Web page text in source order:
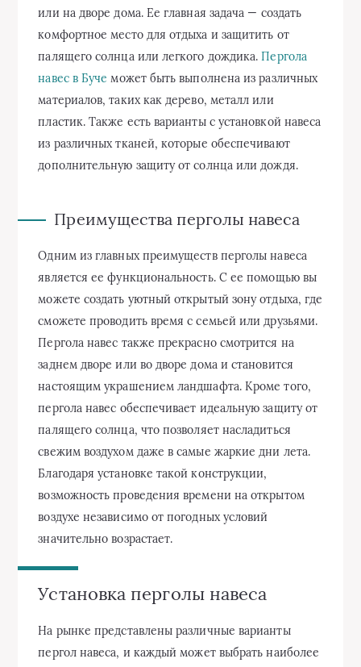
или на дворе дома. Ее главная задача — создать
комфортное место для отдыха и защитить от
палящего солнца или легкого дождика.Пергола
навес в Буче может быть выполнена из различных
материалов, таких как дерево, металл или
пластик. Также есть варианты с установкой навеса
из различных тканей, которые обеспечивают
дополнительную защиту от солнца или дождя.
Преимущества перголы навеса
Одним из главных преимуществ перголы навеса
является ее функциональность. С ее помощью вы
можете создать уютный открытый зону отдыха, где
сможете проводить время с семьей или друзьями.
Пергола навес также прекрасно смотрится на
заднем дворе или во дворе дома и становится
настоящим украшением ландшафта. Кроме того,
пергола навес обеспечивает идеальную защиту от
палящего солнца, что позволяет насладиться
свежим воздухом даже в самые жаркие дни лета.
Благодаря установке такой конструкции,
возможность проведения времени на открытом
воздухе независимо от погодных условий
значительно возрастает.
Установка перголы навеса
На рынке представлены различные варианты
пергол навеса, и каждый может выбрать наиболее